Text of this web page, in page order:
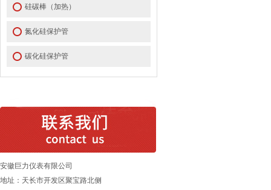
硅碳棒（加热）
氮化硅保护管
碳化硅保护管
安徽巨力仪表有限公司
地址：天长市开发区聚宝路北侧